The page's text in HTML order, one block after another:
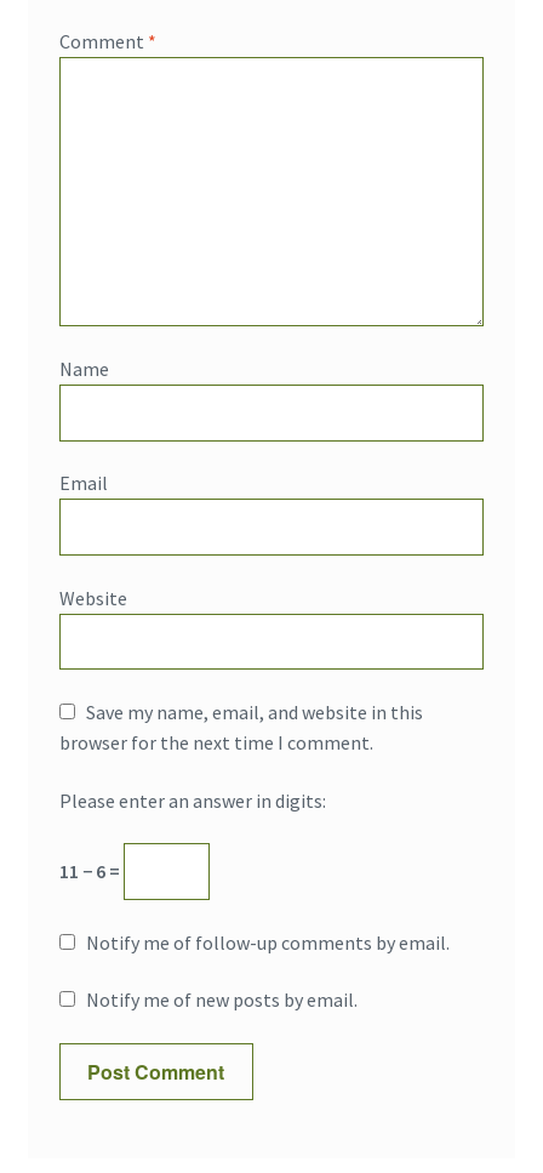
Comment *
Name
Email
Website
Save my name, email, and website in this
browser for the next time I comment.
Please enter an answer in digits:
11 − 6 =
Notify me of follow-up comments by email.
Notify me of new posts by email.